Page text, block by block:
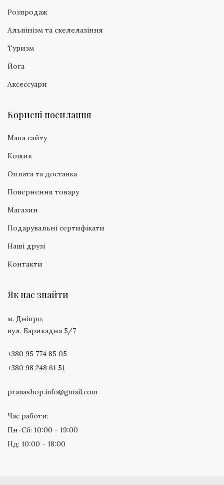
Розпродаж
Альпінізм та скелелазіння
Туризм
Йога
Аксессуари
Корисні посилання
Мапа сайту
Кошик
Оплата та доставка
Повернення товару
Магазин
Подарувальні сертифікати
Наші друзі
Контакти
Як нас знайти
м. Дніпро,
вул. Барикадна 5/7
+380 95 774 85 05
+380 98 248 61 51
pranashop.info@gmail.com
Час работи:
Пн-Сб: 10:00 - 19:00
Нд: 10:00 - 18:00